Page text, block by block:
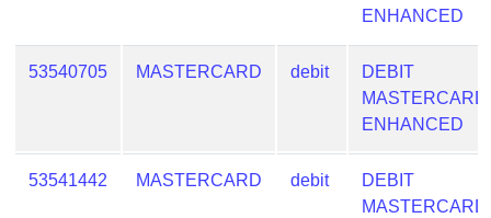
ENHANCED
53540705 MASTERCARD debit
DEBIT
MASTERCARD
ENHANCED
53541442 MASTERCARD debit
DEBIT
MASTERCARD